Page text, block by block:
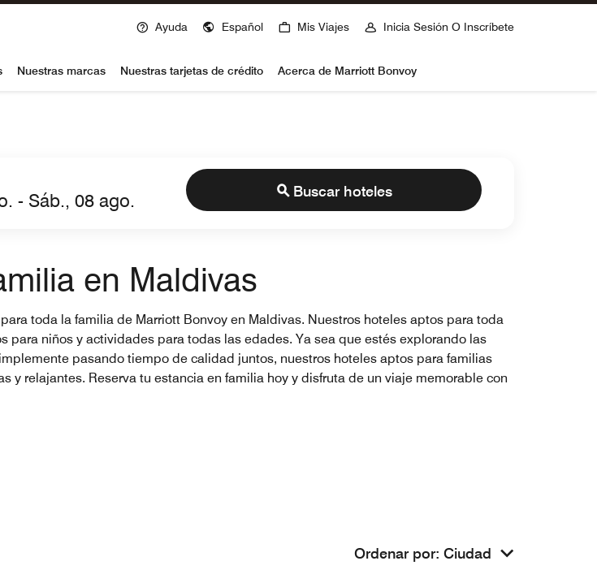
Ayuda Español Mis Viajes Inicia Sesión O Inscríbete
Nuestras marcas Nuestras tarjetas de crédito Acerca de Marriott Bonvoy
Buscar hoteles
en Maldivas
toda la familia de Marriott Bonvoy en Maldivas. Nuestros hoteles aptos para toda
niños y actividades para todas las edades. Ya sea que estés explorando las
pasando tiempo de calidad juntos, nuestros hoteles aptos para familias
y relajantes. Reserva tu estancia en familia hoy y disfruta de un viaje memorable con
Ordenar por: Ciudad